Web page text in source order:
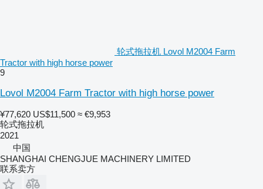
轮式拖拉机 Lovol M2004 Farm
Tractor with high horse power
9
Lovol M2004 Farm Tractor with high horse power
¥77,620 US$11,500 ≈ €9,953
轮式拖拉机
2021
中国
SHANGHAI CHENGJUE MACHINERY LIMITED
联系卖方